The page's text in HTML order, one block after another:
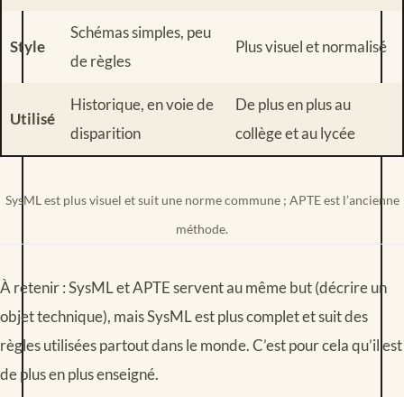
Style
Schémas simples, peu
de règles
Plus visuel et normalisé
Utilisé
Historique, en voie de
disparition
De plus en plus au
collège et au lycée
SysML est plus visuel et suit une norme commune ; APTE est l’ancienne
méthode.
À retenir : SysML et APTE servent au même but (décrire un
objet technique), mais SysML est plus complet et suit des
règles utilisées partout dans le monde. C’est pour cela qu’il est
de plus en plus enseigné.